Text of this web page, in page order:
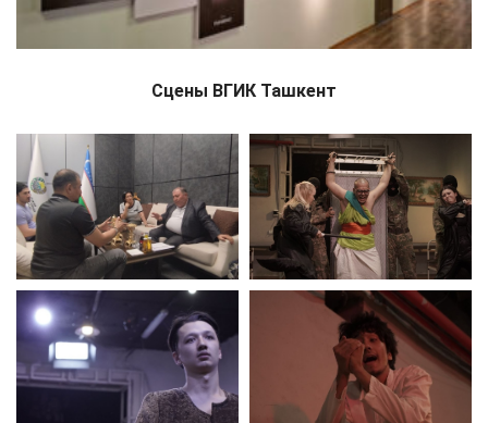
Сцены ВГИК Ташкент